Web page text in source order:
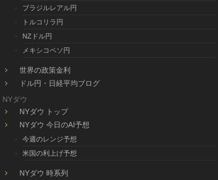
ブラジルレアル円
トルコリラ円
NZドル円
メキシコペソ円
世界の政策金利
ドル円・日経平均ブログ
NYダウ
NYダウ トップ
NYダウ 今日のAI予想
今週のレンジ予想
米国の利上げ予想
NYダウ 時系列